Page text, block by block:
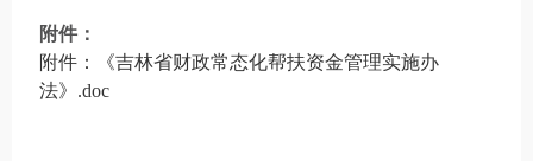
附件：
附件：《吉林省财政常态化帮扶资金管理实施办
法》.doc